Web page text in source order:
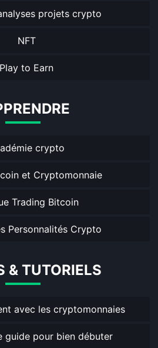
projets crypto
NFT
Play to Earn
crypto
et Cryptomonnaie
Trading Bitcoin
Personnalités Crypto
& TUTORIELS
avec les cryptomonnaies
guide pour bien débuter